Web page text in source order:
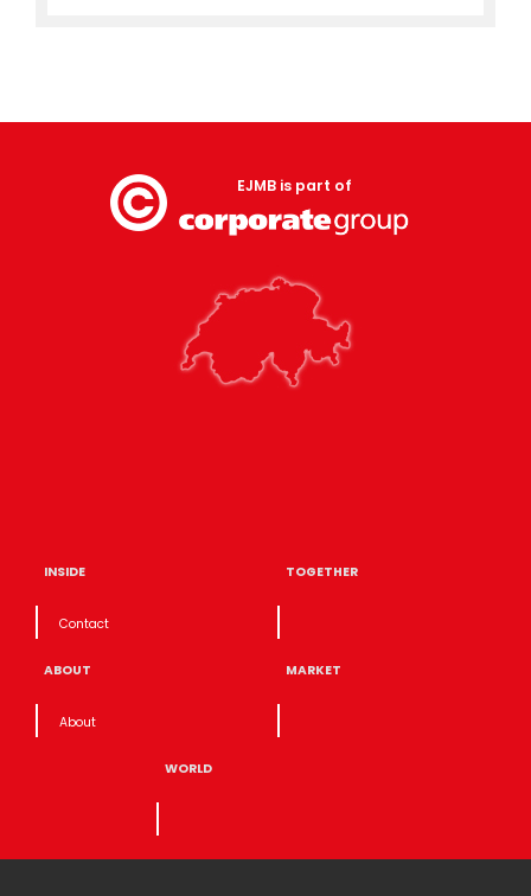
EJMB is part of
INSIDE
Contact
TOGETHER
ABOUT
About
MARKET
WORLD